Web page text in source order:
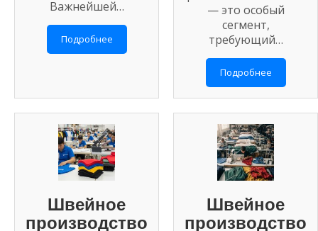
Важнейшей…
Подробнее
— это особый
сегмент,
требующий…
Подробнее
Швейное
производство
Швейное
производство